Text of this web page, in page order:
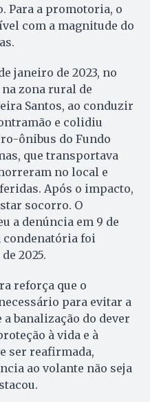
Para a promotoria, o
com a magnitude do
janeiro de 2023, no
na zona rural de
Santos, ao conduzir
e colidiu
ônibus do Fundo
que transportava
no local e
Após o impacto,
socorro. O
a denúncia em 9 de
condenatória foi
2025.
reforça que o
para evitar a
banalização do dever
à vida e à
ser reafirmada,
ao volante não seja